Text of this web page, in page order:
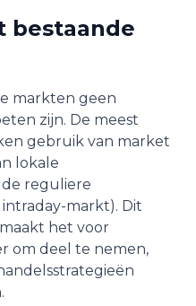
bestaande
markten geen
zijn. De meest
gebruik van market
lokale
de reguliere
markt). Dit
het voor
om deel te nemen,